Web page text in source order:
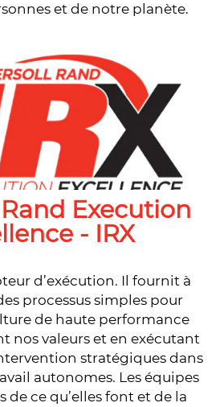
et de notre planète.
Execution
- IRX
d’exécution. Il fournit à
processus simples pour
de haute performance
nos valeurs et en exécutant
stratégiques dans
autonomes. Les équipes
ce qu’elles font et de la